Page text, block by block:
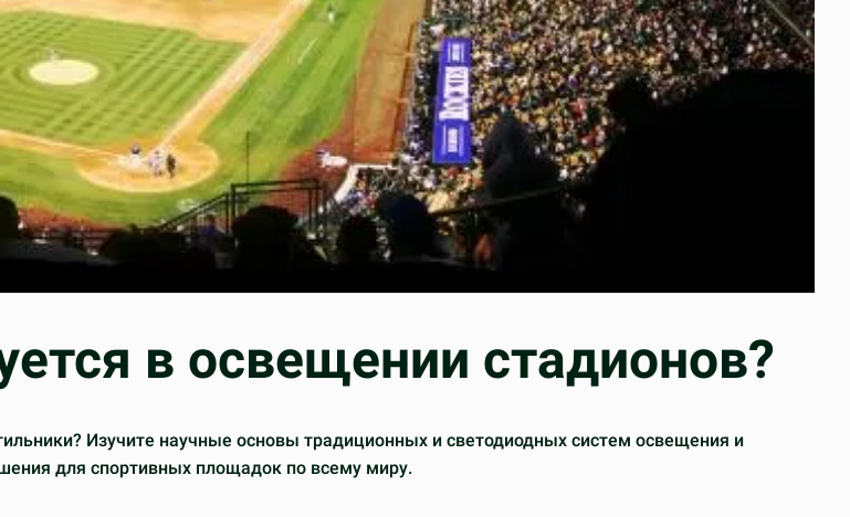
в освещении стадионов?
Изучите научные основы традиционных и светодиодных систем освещения и
для спортивных площадок по всему миру.